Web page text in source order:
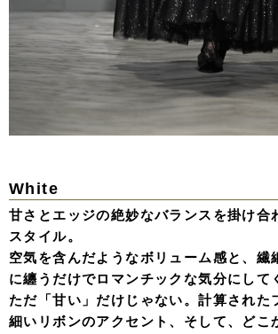
White
甘さとエッジの絶妙なバランスを掛け合
スタイル。
空気を含んだようなボリューム感と、繊
に纏うだけでロマンチックな気分にして
ただ「甘い」だけじゃない。計算された
細いリボンのアクセント、そして、どこ